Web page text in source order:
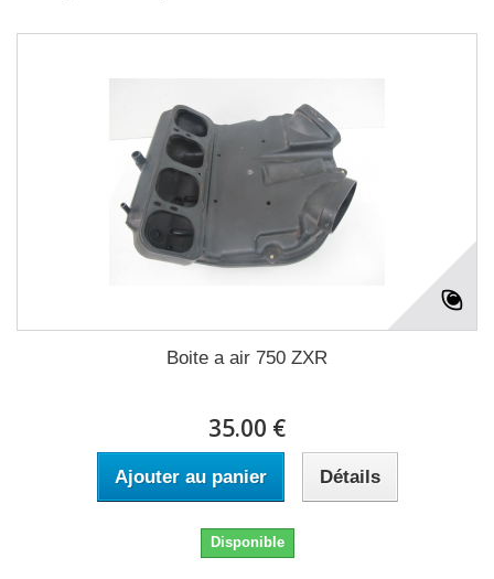
Boite a air 750 ZXR
35.00 €
Ajouter au panier Détails
Disponible